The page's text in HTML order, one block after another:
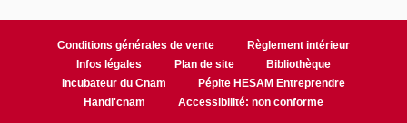
Conditions générales de vente
Règlement intérieur
Infos légales
Plan de site
Bibliothèque
Incubateur du Cnam
Pépite HESAM Entreprendre
Handi'cnam
Accessibilité: non conforme